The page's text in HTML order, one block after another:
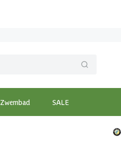
Zwembad SALE